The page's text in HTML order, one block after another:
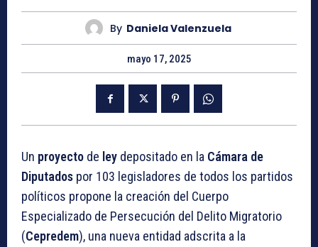
By Daniela Valenzuela
mayo 17, 2025
Un proyecto de ley depositado en la Cámara de
Diputados por 103 legisladores de todos los partidos
políticos propone la creación del Cuerpo
Especializado de Persecución del Delito Migratorio
(Cepredem), una nueva entidad adscrita a la